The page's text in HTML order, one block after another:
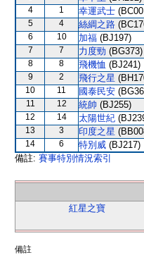
4 1 幸運武士
5 4 絲綢之路
6 10 加福 (BJ197)
7 7 力度勁 (BG373)
8 8 飛機恤 (BJ241)
9 2 飛行之星
10 11 國泰民安
11 12 統帥 (BJ255)
12 14 太陽世紀
13 3 印度之星
14 6 特別威 (BJ217)
備註: 賽事特別情況索引
紅星之寶
備註